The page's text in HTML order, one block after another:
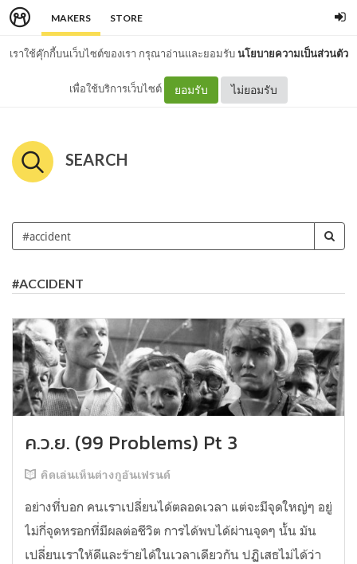
MAKERS STORE
เราใช้คุ๊กกี้บนเว็บไซต์ของเรา กรุณาอ่านและยอมรับนโยบายความเป็นส่วนตัว
เพื่อใช้บริการเว็บไซต์ ยอมรับ ไม่ยอมรับ
SEARCH
#ACCIDENT
ค.ว.ย. (99 Problems) Pt 3
คิดเล่นเห็นต่างกูอันเฟรนด์
อย่างที่บอก คนเราเปลี่ยนได้ตลอดเวลา แต่จะมีจุดใหญ่ๆ อยู่
ไม่กี่จุดหรอกที่มีผลต่อชีวิต การได้พบได้ผ่านจุดๆ นั้น มัน
เปลี่ยนเราให้ดีและร้ายได้ในเวลาเดียวกัน ปฏิเสธไม่ได้ว่า